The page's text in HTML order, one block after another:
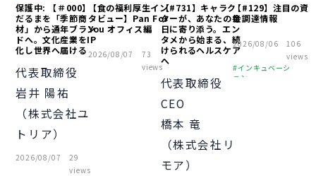
保護中: 【＃000】
だるまを「季節商
材」から通年ブラン
ドへ。文化産業をIP
化し世界へ届ける
代表取締役
岩井 陽祐
（株式会社ユ
トリア）
2026/08/07
29
views
【食の福利厚生イン
タビュー】Pan For
You オフィス編
2026/08/07
73
views
【#731】キャラク
ターが、あなたの毎
日に寄り添う。エン
タメから始まる、続
けられるヘルスケア
へ
代表取締役
CEO
橋本 竜
（株式会社リ
モア）
【#129】注目の資
金調達情報
2026/08/06
106
views
インキュベーシ
ョン